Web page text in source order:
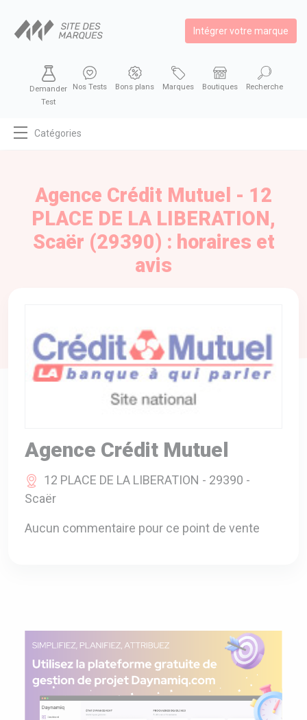
Intégrer votre marque
Demander
Test
Nos Tests Bons plans Marques Boutiques Recherche
Catégories
BIEN MANGER
HIGH-TECH
BIO & ENVIRONNEMENT
ENTREPRISE
Agence Crédit Mutuel - 12
PLACE DE LA LIBERATION,
Scaër (29390) : horaires et
avis
Agence Crédit Mutuel
12 PLACE DE LA LIBERATION - 29390 -
Scaër
Aucun commentaire pour ce point de vente